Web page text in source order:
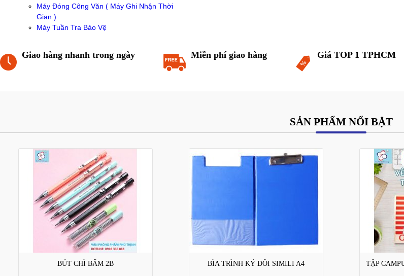
Máy Đóng Công Văn ( Máy Ghi Nhận Thời
Gian )
Máy Tuần Tra Bảo Vệ
Giao hàng nhanh trong ngày Miễn phí giao hàng Giá TOP 1 TPHCM
SẢN PHẨM NỔI BẬT
BÚT CHÌ BẤM 2B BÌA TRÌNH KÝ ĐÔI SIMILI A4 TẬP